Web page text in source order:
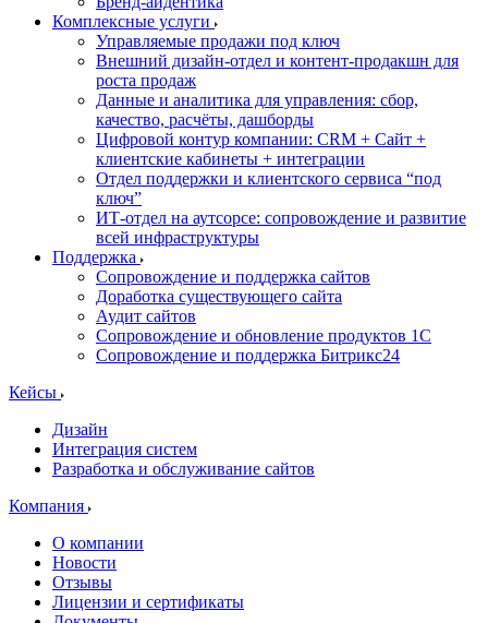
Комплексные услуги
Управляемые продажи под ключ
Внешний дизайн-отдел и контент-продакшн для
роста продаж
Данные и аналитика для управления: сбор,
качество, расчёты, дашборды
Цифровой контур компании: CRM + Сайт +
клиентские кабинеты + интеграции
Отдел поддержки и клиентского сервиса “под
ключ”
ИТ-отдел на аутсорсе: сопровождение и развитие
всей инфраструктуры
Поддержка
Сопровождение и поддержка сайтов
Доработка существующего сайта
Аудит сайтов
Сопровождение и обновление продуктов 1С
Сопровождение и поддержка Битрикс24
Кейсы
Дизайн
Интеграция систем
Разработка и обслуживание сайтов
Компания
О компании
Новости
Отзывы
Лицензии и сертификаты